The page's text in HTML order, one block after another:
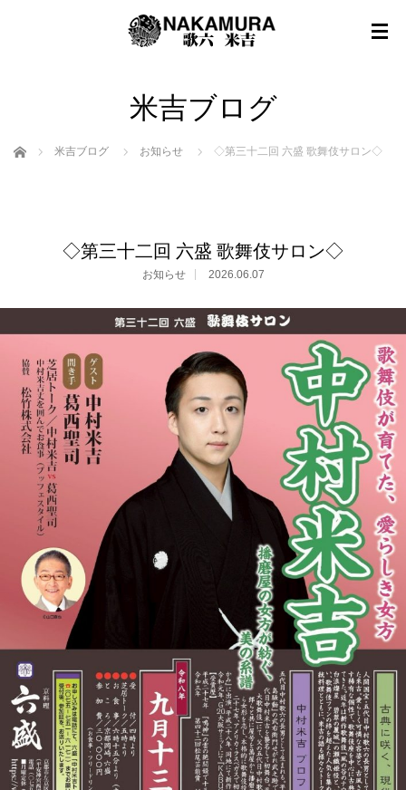
米吉ブログ
ホーム 米吉ブログ お知らせ ◇第三十二回 六盛 歌舞伎サロン◇
◇第三十二回 六盛 歌舞伎サロン◇
お知らせ 2026.06.07